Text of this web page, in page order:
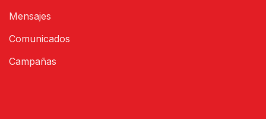
Mensajes
Comunicados
Campañas